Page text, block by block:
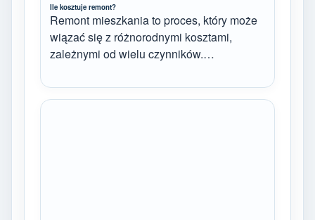
Ile kosztuje remont?
Remont mieszkania to proces, który może
wiązać się z różnorodnymi kosztami,
zależnymi od wielu czynników.…